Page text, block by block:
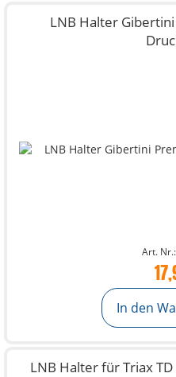
LNB Halter
Art.
In den
LNB Halter für Triax